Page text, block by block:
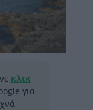
κλικ
για